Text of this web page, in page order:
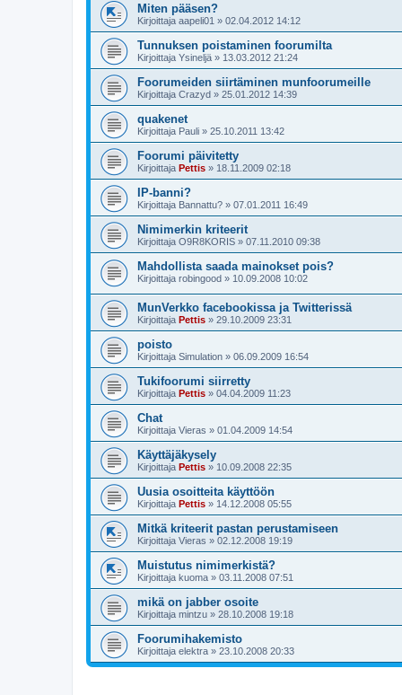
Miten pääsen?
Kirjoittaja aapeli01 » 02.04.2012 14:12
Tunnuksen poistaminen foorumilta
Kirjoittaja Ysineljä » 13.03.2012 21:24
Foorumeiden siirtäminen munfoorumeille
Kirjoittaja Crazyd » 25.01.2012 14:39
quakenet
Kirjoittaja Pauli » 25.10.2011 13:42
Foorumi päivitetty
Kirjoittaja Pettis » 18.11.2009 02:18
IP-banni?
Kirjoittaja Bannattu? » 07.01.2011 16:49
Nimimerkin kriteerit
Kirjoittaja O9R8KORIS » 07.11.2010 09:38
Mahdollista saada mainokset pois?
Kirjoittaja robingood » 10.09.2008 10:02
MunVerkko facebookissa ja Twitterissä
Kirjoittaja Pettis » 29.10.2009 23:31
poisto
Kirjoittaja Simulation » 06.09.2009 16:54
Tukifoorumi siirretty
Kirjoittaja Pettis » 04.04.2009 11:23
Chat
Kirjoittaja Vieras » 01.04.2009 14:54
Käyttäjäkysely
Kirjoittaja Pettis » 10.09.2008 22:35
Uusia osoitteita käyttöön
Kirjoittaja Pettis » 14.12.2008 05:55
Mitkä kriteerit pastan perustamiseen
Kirjoittaja Vieras » 02.12.2008 19:19
Muistutus nimimerkistä?
Kirjoittaja kuoma » 03.11.2008 07:51
mikä on jabber osoite
Kirjoittaja mintzu » 28.10.2008 19:18
Foorumihakemisto
Kirjoittaja elektra » 23.10.2008 20:33